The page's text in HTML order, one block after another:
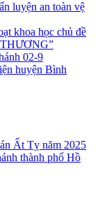
luyện an toàn vệ
khoa học chủ đề
02-9
huyện Bình
Ất Tỵ năm 2025
thành phố Hồ